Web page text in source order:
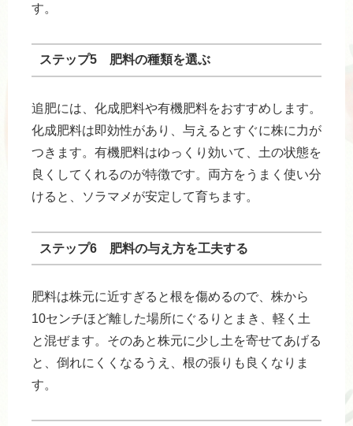
す。
ステップ5 肥料の種類を選ぶ
追肥には、化成肥料や有機肥料をおすすめします。
化成肥料は即効性があり、与えるとすぐに株に力が
つきます。有機肥料はゆっくり効いて、土の状態を
良くしてくれるのが特徴です。両方をうまく使い分
けると、ソラマメが安定して育ちます。
ステップ6 肥料の与え方を工夫する
肥料は株元に近すぎると根を傷めるので、株から
10センチほど離した場所にぐるりとまき、軽く土
と混ぜます。そのあと株元に少し土を寄せてあげる
と、倒れにくくなるうえ、根の張りも良くなりま
す。